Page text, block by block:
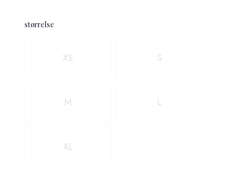
størrelse
XS S
M L
XL